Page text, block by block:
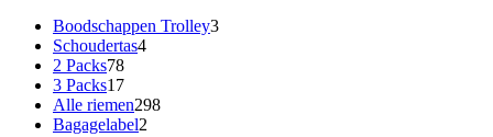
Boodschappen Trolley33
Schoudertas44
2 Packs7878
producten
3 Packs1717
producten
Alle riemen298298
Bagagelabel2